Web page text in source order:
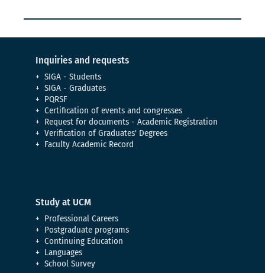
Inquiries and requests
SIGA - Students
SIGA - Graduates
PQRSF
Certification of events and congresses
Request for documents - Academic Registration
Verification of Graduates' Degrees
Faculty Academic Record
Study at UCM
Professional Careers
Postgraduate programs
Continuing Education
Languages
School Survey